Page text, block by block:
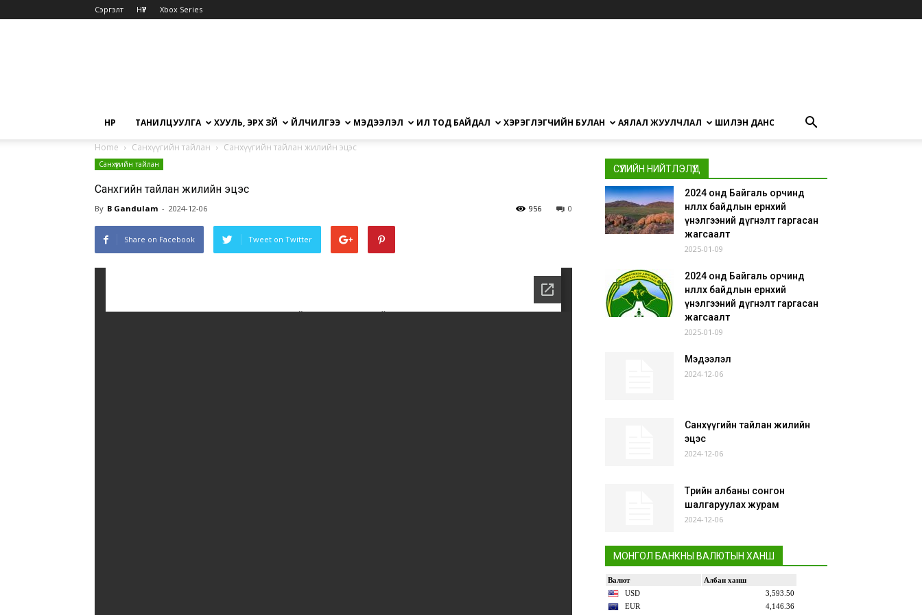
Сэргэлт НҮҮР Xbox Series
НҮҮР ТАНИЛЦУУЛГА ХУУЛЬ, ЭРХ ЗҮЙ ҮЙЛЧИЛГЭЭ МЭДЭЭЛЭЛ ИЛ ТОД БАЙДАЛ ХЭРЭГЛЭГЧИЙН БУЛАН АЯЛАЛ ЖУУЛЧЛАЛ ШИЛЭН ДАНС
Home Санхүүгийн тайлан Санхүүгийн тайлан жилийн эцэс
Санхүүгийн тайлан
Санхүүгийн тайлан жилийн эцэс
By B Gandulam - 2024-12-06 0
956
Share on Facebook Tweet on Twitter
СҮҮЛИЙН НИЙТЛЭЛҮҮД
2024 онд Байгаль орчинд
нөлөөлөх байдлын ерөнхий
үнэлгээний дүгнэлт гаргасан
жагсаалт
2025-01-09
2024 онд Байгаль орчинд
нөлөөлөх байдлын ерөнхий
үнэлгээний дүгнэлт гаргасан
жагсаалт
2025-01-09
Мэдээлэл
2024-12-06
Санхүүгийн тайлан жилийн
эцэс
2024-12-06
Төрийн албаны сонгон
шалгаруулах журам
2024-12-06
МОНГОЛ БАНКНЫ ВАЛЮТЫН ХАНШ